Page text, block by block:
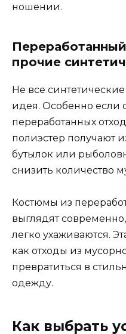
ношении.
прочие
Не все
идея. Особенно если
переработанных
полиэстер получают
бутылок или
снизить количество
Костюмы из
выглядят
легко ухаживаются.
как отходы из
превратиться в
одежду.
Как выбрать